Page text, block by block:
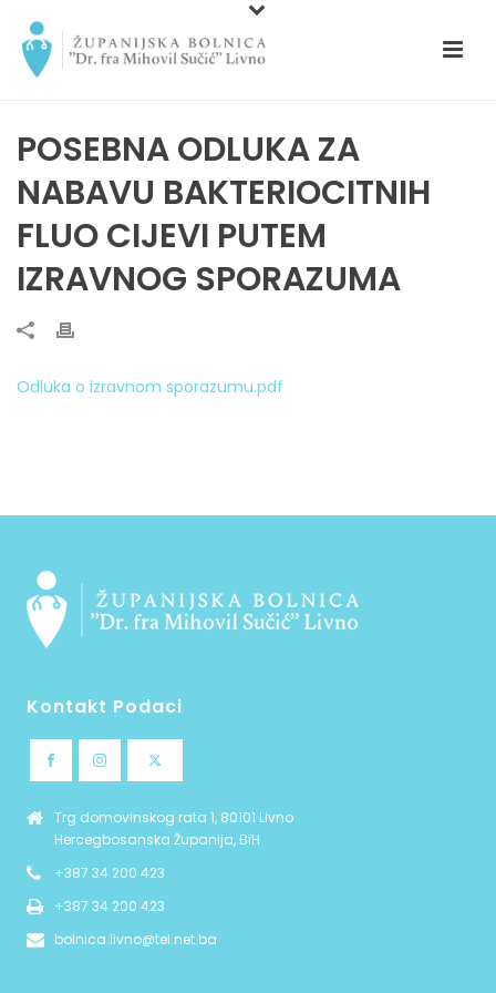
POSEBNA ODLUKA ZA
NABAVU BAKTERIOCITNIH
FLUO CIJEVI PUTEM
IZRAVNOG SPORAZUMA
Odluka o izravnom sporazumu.pdf
Kontakt Podaci
Trg domovinskog rata 1, 80101 Livno
Hercegbosanska Županija, BiH
+387 34 200 423
+387 34 200 423
bolnica.livno@tel.net.ba